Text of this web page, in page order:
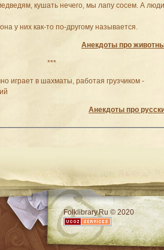
кушать нечего, мы лапу сосем. А люди
у них как-то по-другому называется.
Анекдоты про
***
играет в шахматы, работая грузчиком -
Анекдоты про
Folklibrary.Ru © 2020
RSS